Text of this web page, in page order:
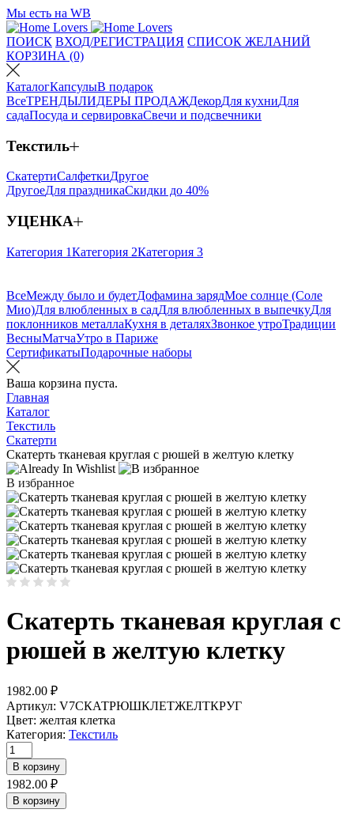
Мы есть на WB
ПОИСК ВХОД/РЕГИСТРАЦИЯ СПИСОК ЖЕЛАНИЙ
КОРЗИНА (0)
КаталогКапсулыВ подарок
ВсеТРЕНДЫЛИДЕРЫ ПРОДАЖДекорДля кухниДля
садаПосуда и сервировкаСвечи и подсвечники
Текстиль
СкатертиСалфеткиДругое
ДругоеДля праздникаСкидки до 40%
УЦЕНКА
Категория 1Категория 2Категория 3
ВсеМежду было и будетДофамина зарядМое солнце (Соле
Мио)Для влюбленных в садДля влюбленных в выпечкуДля
поклонников металлаКухня в деталяхЗвонкое утроТрадиции
ВесныМатчаУтро в Париже
СертификатыПодарочные наборы
Ваша корзина пуста.
Главная
Каталог
Текстиль
Скатерти
Скатерть тканевая круглая с рюшей в желтую клетку
В избранное
Скатерть тканевая круглая с
рюшей в желтую клетку
1982.00 ₽
Артикул: V7СКАТРЮШКЛЕТЖЕЛТКРУГ
Цвет: желтая клетка
Категория: Текстиль
Количество
товара
Скатерть
тканевая
круглая
В корзину
1982.00 ₽
В корзину